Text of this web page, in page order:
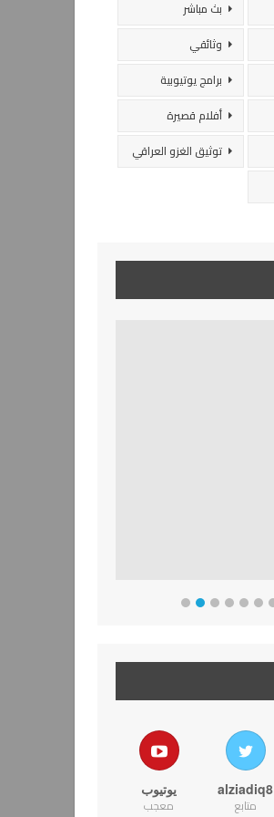
بث مباشر
وثائقي
برامج يوتيوبية
أفلام قصيرة
توثيق الغزو العراقي
alziadiq8
متابع
يوتيوب
معجب